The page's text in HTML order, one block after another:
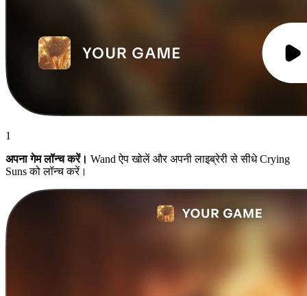
1
अपना गेम लॉन्च करें। Wand ऐप खोलें और अपनी लाइब्रेरी से सीधे Crying
Suns को लॉन्च करें।